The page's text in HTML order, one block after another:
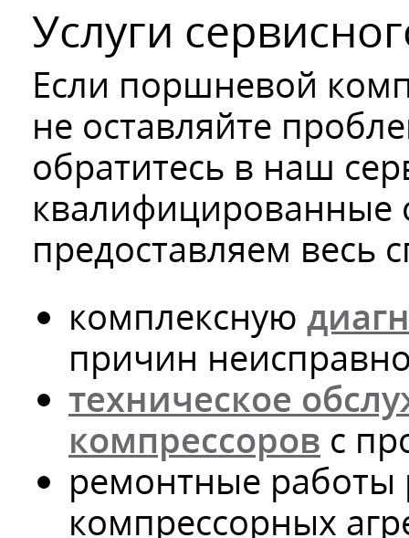
Услуги
Если поршневой
не оставляйте
обратитесь в наш
предоставляем весь
комплексную
причин
техническое
компрессоров с
ремонтные работы
компрессорных